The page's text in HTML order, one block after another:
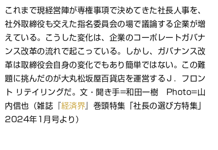
ブ
ッ
ク
マ
ー
ク
これまで現経営陣が専権事項で決めてきた社長人事を、
社外取締役も交えた指名委員会の場で議論する企業が増
えている。こうした変化は、企業のコーポレートガバナ
ンス改革の流れで起こっている。しかし、ガバナンス改
革は取締役会自身の変化でもあり簡単ではない。この難
題に挑んだのが大丸松坂屋百貨店を運営するＪ．フロン
ト リテイリングだ。文・聞き手=和田一樹 Photo=山
内信也（雑誌『 経済界 』巻頭特集「社長の選び方特集」
2024年1月号より）